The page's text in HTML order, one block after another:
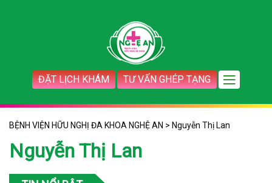
ĐẶT LỊCH KHÁM TƯ VẤN GHÉP TẠNG
BỆNH VIỆN HỮU NGHỊ ĐA KHOA NGHỆ AN > Nguyễn Thị Lan
Nguyễn Thị Lan